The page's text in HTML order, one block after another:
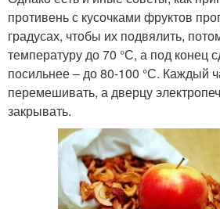
противень с кусочками фруктов
градусах, чтобы их подвялить,
температуру до 70 °С, а под конец
посильнее – до 80-100 °С. Каждый
перемешивать, а дверцу
закрывать.